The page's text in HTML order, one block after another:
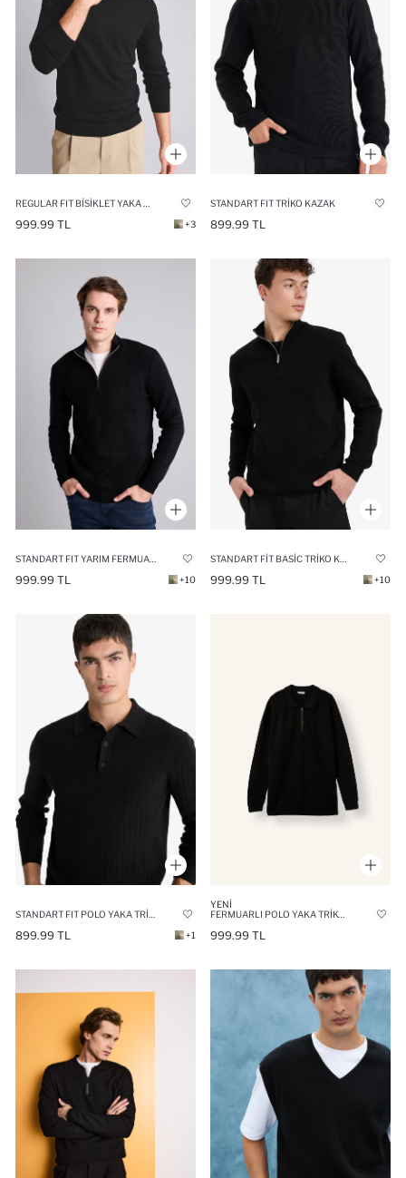
REGULAR FIT BISIKLET YAKA KAZAK
999.99 TL +3
STANDART FIT TRIKO KAZAK
899.99 TL
999.99 TL +10 999.99 TL +10
899.99 TL +1
YENI
999.99 TL